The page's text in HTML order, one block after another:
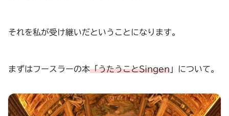
それを私が受け継いだということになります。
まずはフースラーの本「うたうことSingen 」について。